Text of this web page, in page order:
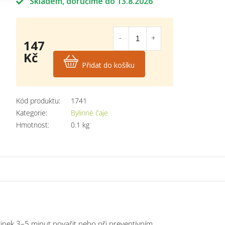
Kód produktu:
1741
Kategorie:
Bylinné čaje
Hmotnost: 0.1 kg
147
Kč Přidat do košíku